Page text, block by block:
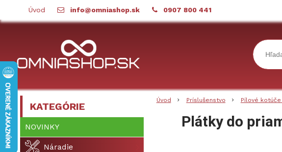
Úvod info@omniashop.sk 0907 800 441
Úvod Príslušenstvo Pílové
Plátky do
KATEGÓRIE
NOVINKY
Náradie